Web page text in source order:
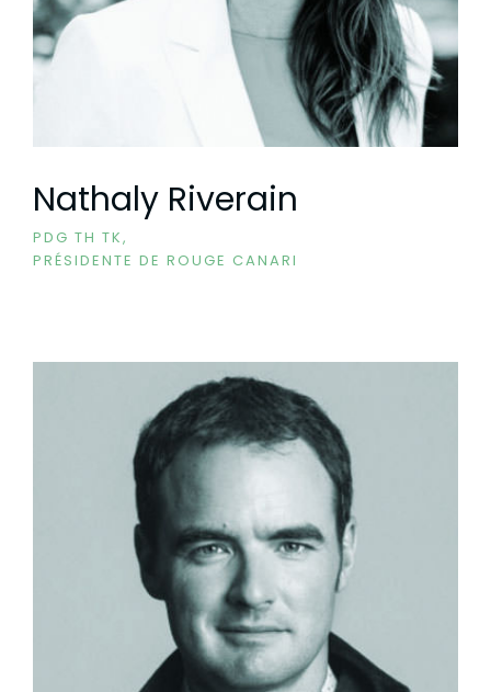
Nathaly Riverain
PDG TH TK,
PRÉSIDENTE DE ROUGE CANARI